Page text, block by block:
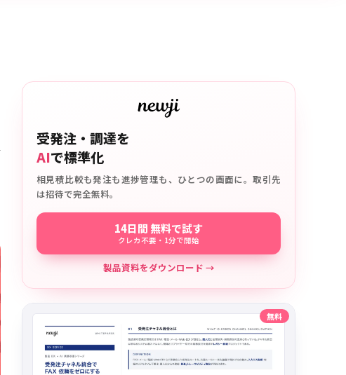
受発注・調達を
AIで標準化
相見積比較も発注も進捗管理も、ひとつの画面に。取引先
は招待で完全無料。
14日間 無料で試す
クレカ不要・1分で開始
製品資料をダウンロード →
無料